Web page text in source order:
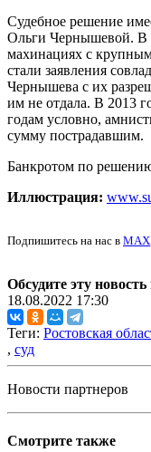
Судебное решение
Ольги Чернышевой. В
махинациях с
стали заявления
Чернышева с их
им не отдала. В 2013
годам условно,
сумму пострадавшим.
Банкротом по
Иллюстрация:
Подпишитесь на нас в MAX
Обсудите эту новость
18.08.2022 17:30
Теги: Ростовская
, суд
Новости партнеров
Смотрите также